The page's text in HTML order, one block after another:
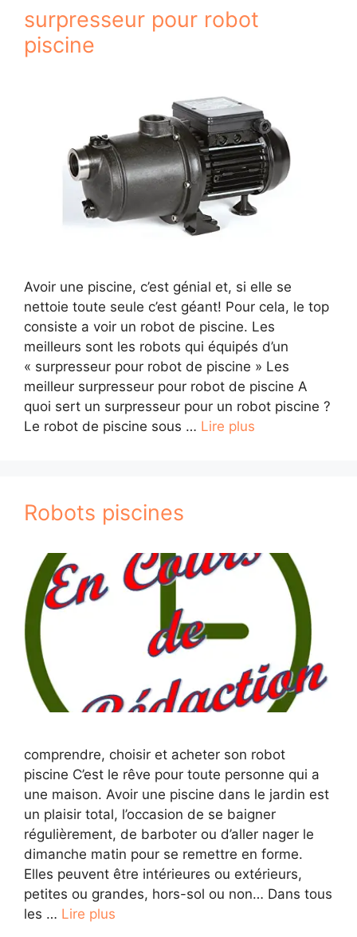
surpresseur pour robot
piscine
Avoir une piscine, c’est génial et, si elle se
nettoie toute seule c’est géant! Pour cela, le top
consiste a voir un robot de piscine. Les
meilleurs sont les robots qui équipés d’un
« surpresseur pour robot de piscine » Les
meilleur surpresseur pour robot de piscine A
quoi sert un surpresseur pour un robot piscine ?
Le robot de piscine sous … Lire plus
Robots piscines
comprendre, choisir et acheter son robot
piscine C’est le rêve pour toute personne qui a
une maison. Avoir une piscine dans le jardin est
un plaisir total, l’occasion de se baigner
régulièrement, de barboter ou d’aller nager le
dimanche matin pour se remettre en forme.
Elles peuvent être intérieures ou extérieurs,
petites ou grandes, hors-sol ou non… Dans tous
les … Lire plus